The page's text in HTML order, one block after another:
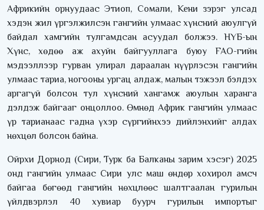
Африкийн орнуудаас Этиоп, Сомали, Кени зэрэг улсад
хэдэн жил үргэлжилсэн гангийн улмаас хүнсний аюулгүй
байдал хамгийн тулгамдсан асуудал болжээ. НҮБ-ын
Хүнс, хөдөө аж ахуйн байгууллага буюу FAO-гийн
мэдээллээр гурван улирал дараалан нүүрлэсэн гангийн
улмаас тариа, ногооны ургац алдаж, малын тэжээл бэлдэх
аргагүй болсон тул хүнсний хангамж аюулын харанга
дэлдэж байгааг онцоллоо. Өмнөд Африк гангийн улмаас
үр тарианаас гадна үхэр сүргийнхээ дийлэнхийг алдах
нөхцөл болсон байна.
Ойрхи Дорнод (Сири, Турк ба Балканы зарим хэсэг) 2025
онд гангийн улмаас Сири улс маш өндөр хохирол амсч
байгаа бөгөөд гангийн нөхцлөөс шалтгаалан гурилын
үйлдвэрлэл 40 хувиар буурч гурилын импортыг